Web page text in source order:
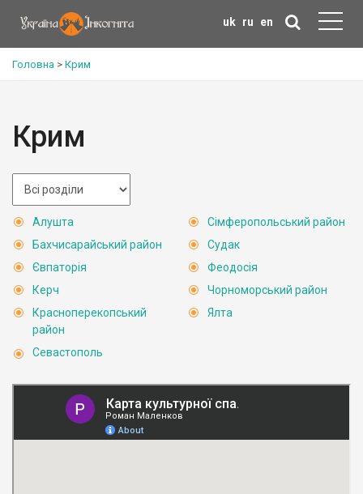
uk ru en
Головна > Крим
Крим
Алушта
Бахчисарайський район
Євпаторія
Керч
Красноперекопський
район
Севастополь
Сімферопольський район
Судак
Феодосія
Чорноморський район
Ялта